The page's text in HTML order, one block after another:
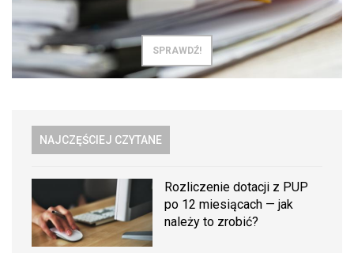
SPRAWDŹ!
NAJCZĘŚCIEJ CZYTANE
Rozliczenie dotacji z PUP
po 12 miesiącach — jak
należy to zrobić?